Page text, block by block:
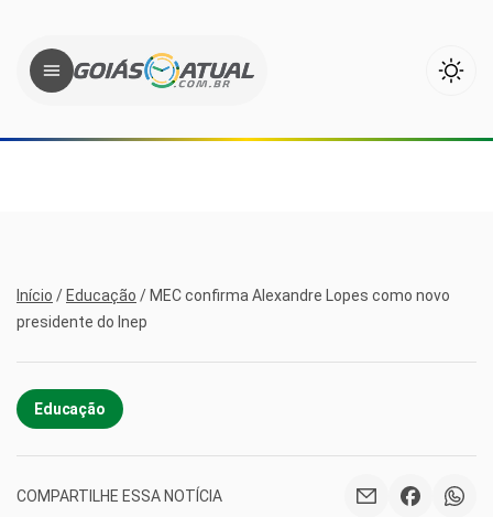
Início / Educação / MEC confirma Alexandre Lopes como novo
presidente do Inep
Educação
COMPARTILHE ESSA NOTÍCIA